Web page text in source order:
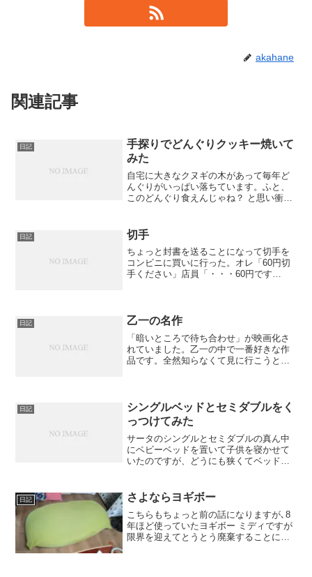
akahane
関連記事
日記
手探りでどんぐりクッキー焼いて
みた
自宅に大きなクヌギの木があって毎年ど
んぐりがいっぱい落ちています。ふと、
このどんぐり食えんじゃね？ と思い衝動
に調べてやるところですが、あえて何も
調べず手探りで食べられる...
日記 切手
ちょっと封書を送ることになって切手を
コンビニに買いに行った。オレ「60円切
手ください」店員「・・・60円です
はー、いったいオレ...
日記 乙一の名作
「暗いところで待ち合わせ」が映画化さ
れていました。乙一の中で一番好きな作
品です。全然知らなくて見に行こうと思
場も今年中には終わりそうです...
日記
シングルベッドとセミダブルをく
っつけてみた
サータのシングルとセミダブルの真ん中
にベビーベッドを置いて子供を寝かせて
いたのですが、どうにも狭くてベッドに
日記 さよならヨギボー
こちらもちょっと前の話になりますが､8
年ほど使っていたヨギボー ミディですが
限界を迎えてとうとう廃棄することにし